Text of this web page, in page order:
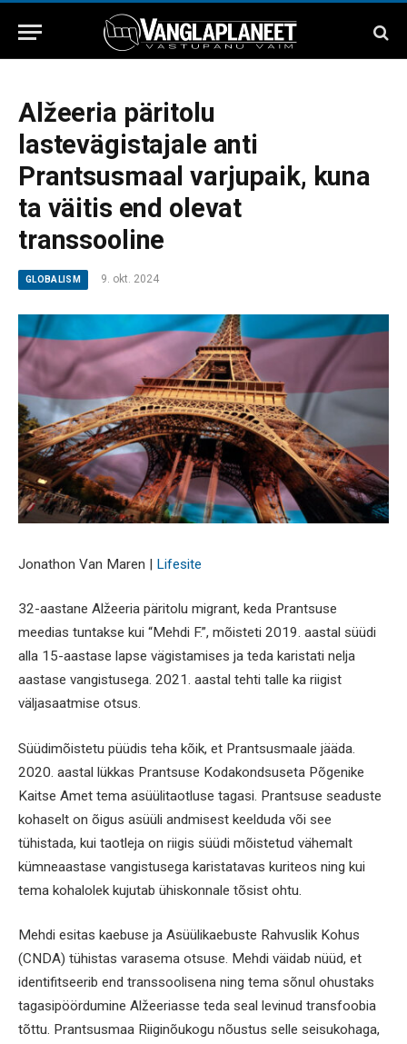
Alžeeria päritolu
lastevägistajale anti
Prantsusmaal varjupaik, kuna
ta väitis end olevat
transsooline
GLOBALISM 9. okt. 2024
Jonathon Van Maren | Lifesite
32-aastane Alžeeria päritolu migrant, keda Prantsuse
meedias tuntakse kui “Mehdi F.”, mõisteti 2019. aastal süüdi
alla 15-aastase lapse vägistamises ja teda karistati nelja
aastase vangistusega. 2021. aastal tehti talle ka riigist
väljasaatmise otsus.
Süüdimõistetu püüdis teha kõik, et Prantsusmaale jääda.
2020. aastal lükkas Prantsuse Kodakondsuseta Põgenike
Kaitse Amet tema asüülitaotluse tagasi. Prantsuse seaduste
kohaselt on õigus asüüli andmisest keelduda või see
tühistada, kui taotleja on riigis süüdi mõistetud vähemalt
kümneaastase vangistusega karistatavas kuriteos ning kui
tema kohalolek kujutab ühiskonnale tõsist ohtu.
Mehdi esitas kaebuse ja Asüülikaebuste Rahvuslik Kohus
(CNDA) tühistas varasema otsuse. Mehdi väidab nüüd, et
identifitseerib end transsoolisena ning tema sõnul ohustaks
tagasipöördumine Alžeeriasse teda seal levinud transfoobia
tõttu. Prantsusmaa Riiginõukogu nõustus selle seisukohaga,